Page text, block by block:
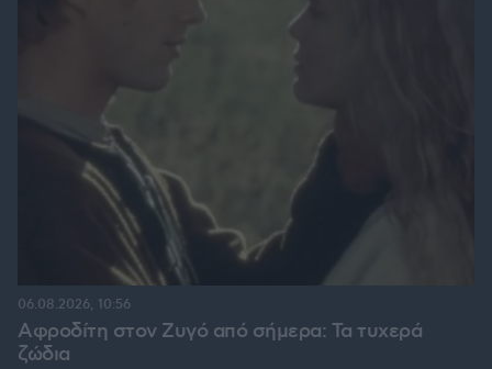
Αφροδίτη στον Ζυγό από σήμερα: Τα τυχερά
ζώδια
06.08.2026, 10:56